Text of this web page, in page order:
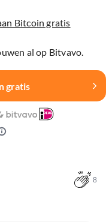
Bitcoin gratis
al op Bitvavo.
gratis
8